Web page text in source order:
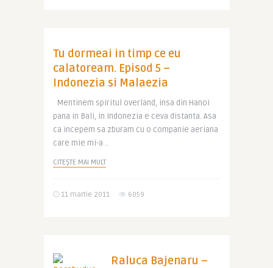
Tu dormeai in timp ce eu
calatoream. Episod 5 –
Indonezia si Malaezia
Mentinem spiritul overland, insa din Hanoi
pana in Bali, in Indonezia e ceva distanta. Asa
ca incepem sa zburam cu o companie aeriana
care mie mi-a ..
CITEȘTE MAI MULT
11 martie 2011 6059
Raluca Bajenaru –